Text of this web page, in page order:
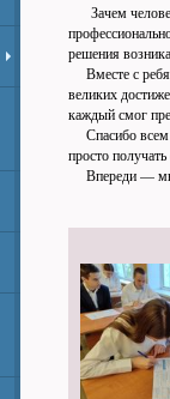
Зачем
решения
Вместе с
великих
каждый смог
Спасибо всем
просто
Впереди —